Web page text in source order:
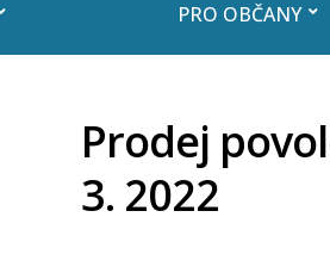
PRO OBČANY
Prodej
3. 2022